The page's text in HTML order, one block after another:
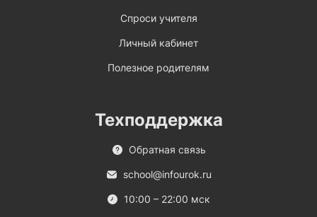
Спроси учителя
Личный кабинет
Полезное родителям
Техподдержка
Обратная связь
school@infourok.ru
10:00 – 22:00 мск